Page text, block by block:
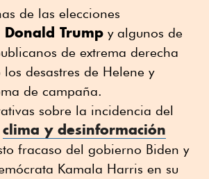
de las elecciones
Donald Trump y algunos de
de extrema derecha
desastres de Helene y
de campaña.
sobre la incidencia del
clima y desinformación
fracaso del gobierno Biden y
Kamala Harris en su